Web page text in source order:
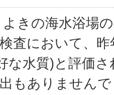
きの海水浴場
査において、
な水質)と評価
もありません